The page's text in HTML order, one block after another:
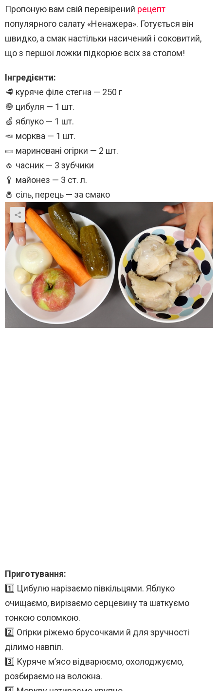
Пропоную вам свій перевірений рецепт
популярного салату «Ненажера». Готується він
швидко, а смак настільки насичений і соковитий,
що з першої ложки підкорює всіх за столом!
Інгредієнти:
🥩 куряче філе стегна — 250 г
🧅 цибуля — 1 шт.
🍏 яблуко — 1 шт.
🥕 морква — 1 шт.
🥒 мариновані огірки — 2 шт.
🧄 часник — 3 зубчики
🥄 майонез — 3 ст. л.
🧂 сіль, перець — за смако
Приготування:
1️⃣ Цибулю нарізаємо півкільцями. Яблуко
очищаємо, вирізаємо серцевину та шаткуємо
тонкою соломкою.
2️⃣ Огірки ріжемо брусочками й для зручності
ділимо навпіл.
3️⃣ Куряче м’ясо відварюємо, охолоджуємо,
розбираємо на волокна.